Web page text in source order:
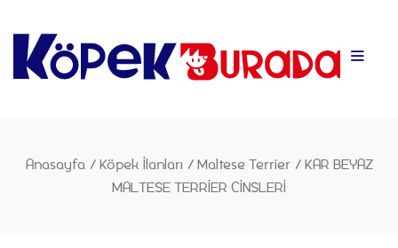
Anasayfa / Köpek İlanları / Maltese Terrier / KAR BEYAZ
MALTESE TERRİER CİNSLERİ